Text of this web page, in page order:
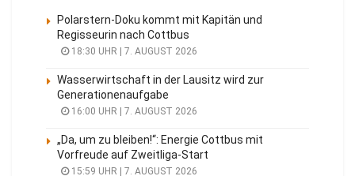
Polarstern-Doku kommt mit Kapitän und
Regisseurin nach Cottbus
18:30 UHR | 7. AUGUST 2026
Wasserwirtschaft in der Lausitz wird zur
Generationenaufgabe
16:00 UHR | 7. AUGUST 2026
„Da, um zu bleiben!“: Energie Cottbus mit
Vorfreude auf Zweitliga-Start
15:59 UHR | 7. AUGUST 2026